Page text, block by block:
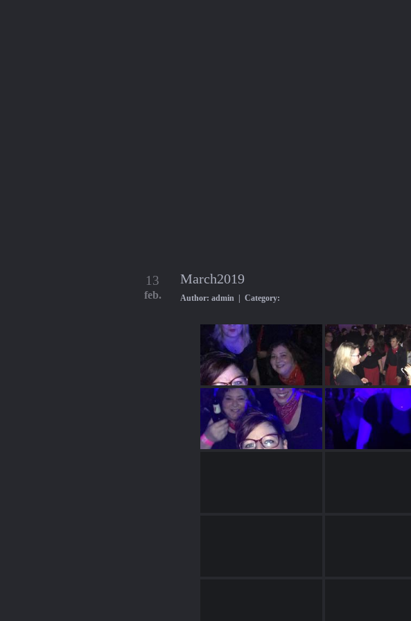
13
feb.
March2019
Author: admin | Category: